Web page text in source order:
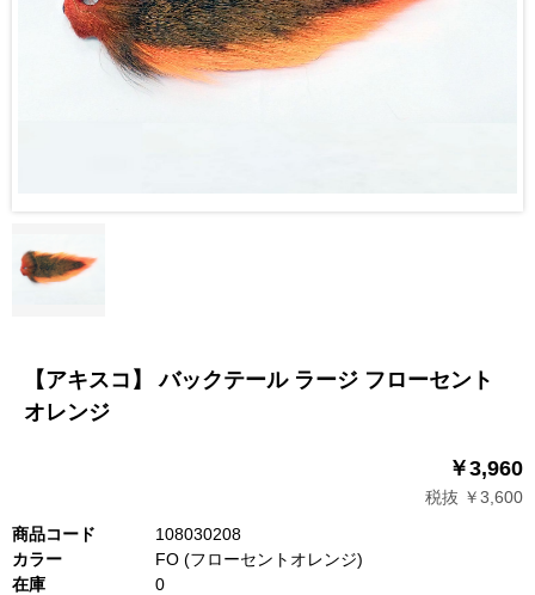
【アキスコ】 バックテール ラージ フローセント
オレンジ
￥3,960
税抜 ￥3,600
商品コード
108030208
カラー
FO (フローセントオレンジ)
在庫
0